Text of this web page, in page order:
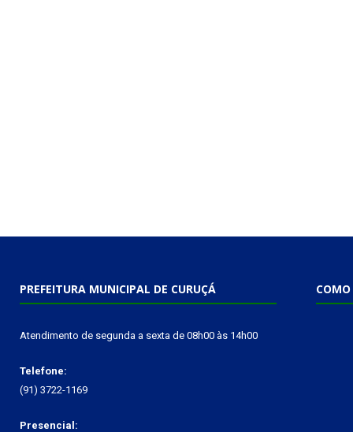
PREFEITURA MUNICIPAL DE CURUÇÁ
Atendimento de segunda a sexta de 08h00 às 14h00
Telefone:
(91) 3722-1169
Presencial:
COMO